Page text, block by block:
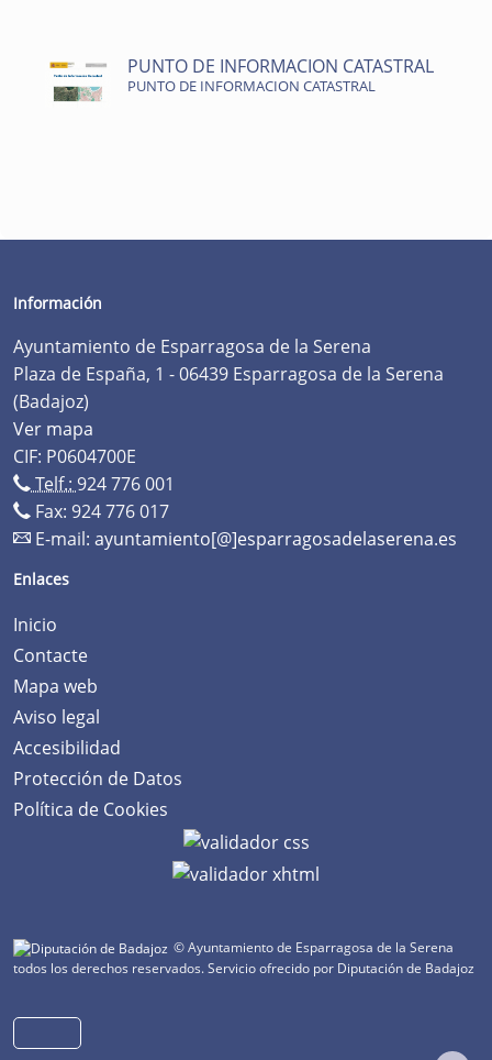
PUNTO DE INFORMACION CATASTRAL
PUNTO DE INFORMACION CATASTRAL
Información
Ayuntamiento de Esparragosa de la Serena
Plaza de España, 1 - 06439 Esparragosa de la Serena
(Badajoz)
Ver mapa
CIF: P0604700E
Telf.: 924 776 001
Fax: 924 776 017
E-mail: ayuntamiento[@]esparragosadelaserena.es
Enlaces
Inicio
Contacte
Mapa web
Aviso legal
Accesibilidad
Protección de Datos
Política de Cookies
© Ayuntamiento de Esparragosa de la Serena
todos los derechos reservados.Servicio ofrecido por Diputación de Badajoz